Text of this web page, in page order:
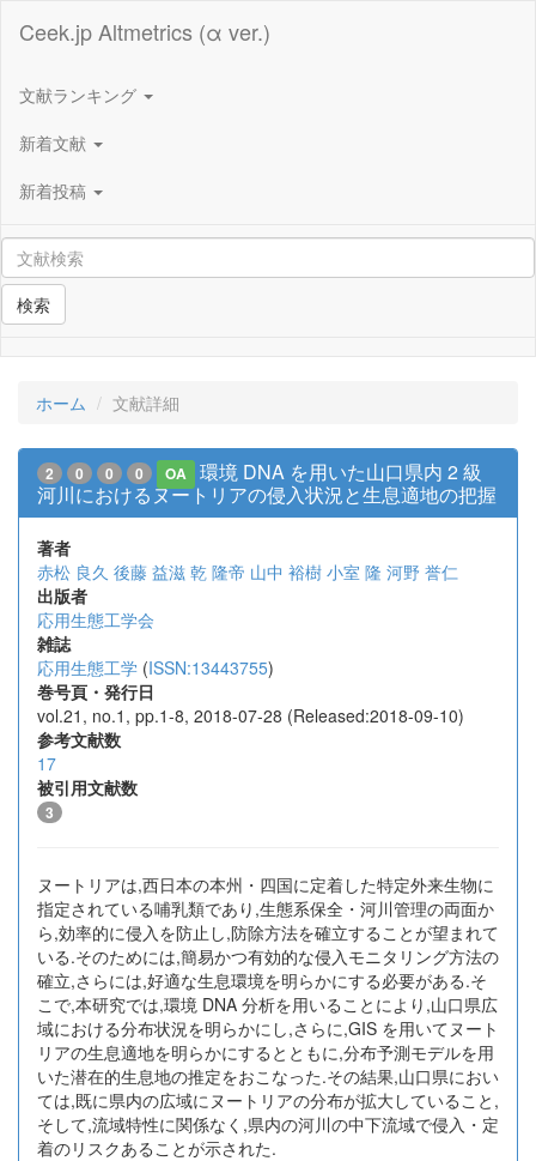
Ceek.jp Altmetrics (α ver.)
文献ランキング
新着文献
新着投稿
検索
ホーム 文献詳細
2 0 0 0 OA
環境 DNA を用いた山口県内 2 級
河川におけるヌートリアの侵入状況と生息適地の把握
著者
赤松 良久 後藤 益滋 乾 隆帝 山中 裕樹 小室 隆 河野 誉仁
出版者
応用生態工学会
雑誌
応用生態工学 (ISSN:13443755)
巻号頁・発行日
vol.21, no.1, pp.1-8, 2018-07-28 (Released:2018-09-10)
参考文献数
17
被引用文献数
3
ヌートリアは,西日本の本州・四国に定着した特定外来生物に
指定されている哺乳類であり,生態系保全・河川管理の両面か
ら,効率的に侵入を防止し,防除方法を確立することが望まれて
いる.そのためには,簡易かつ有効的な侵入モニタリング方法の
確立,さらには,好適な生息環境を明らかにする必要がある.そ
こで,本研究では,環境 DNA 分析を用いることにより,山口県広
域における分布状況を明らかにし,さらに,GIS を用いてヌート
リアの生息適地を明らかにするとともに,分布予測モデルを用
いた潜在的生息地の推定をおこなった.その結果,山口県におい
ては,既に県内の広域にヌートリアの分布が拡大していること,
そして,流域特性に関係なく,県内の河川の中下流域で侵入・定
着のリスクあることが示された.